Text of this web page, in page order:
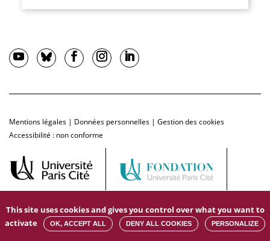
Mentions légales | Données personnelles | Gestion des cookies
Accessibilité : non conforme
This site uses cookies and gives you control over what you want to
activate
OK, ACCEPT ALL DENY ALL COOKIES PERSONALIZE